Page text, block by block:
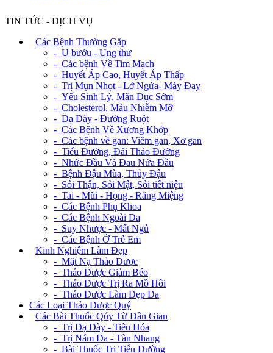
TIN TỨC - DỊCH VỤ
Các Bệnh Thường Gặp
- U bướu - Ung thư
- Các bệnh Về Tim Mạch
- Huyết Áp Cao, Huyết Áp Thấp
- Trị Mụn Nhọt - Lở Ngứa- Mày Đay
- Yếu Sinh Lý, Mãn Dục Sớm
- Cholesterol, Máu Nhiễm Mỡ
- Dạ Dày - Đường Ruột
- Các Bệnh Về Xương Khớp
- Các bệnh về gan: Viêm gan, Xơ gan
- Tiểu Đường, Đái Tháo Đường
- Nhức Đầu Và Đau Nửa Đầu
- Bệnh Đậu Mùa, Thủy Đậu
- Sỏi Thận, Sỏi Mật, Sỏi tiết niệu
- Tai - Mũi - Họng - Răng Miệng
- Các Bệnh Phụ Khoa
- Các Bệnh Ngoài Da
- Suy Nhược - Mất Ngủ
- Các Bệnh Ở Trẻ Em
Kinh Nghiệm Làm Đẹp
- Mặt Nạ Thảo Dược
- Thảo Dược Giảm Béo
- Thảo Dược Trị Ra Mồ Hôi
- Thảo Dược Làm Đẹp Da
Các Loại Thảo Dược Quý
Các Bài Thuốc Qúy Từ Dân Gian
- Trị Dạ Dày - Tiêu Hóa
- Trị Nám Da - Tàn Nhang
- Bài Thuốc Trị Tiểu Đường